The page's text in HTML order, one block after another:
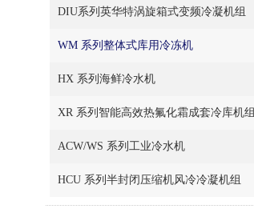
DIU系列英华特涡旋箱式变频冷凝机组
WM 系列整体式库用冷冻机
HX 系列海鲜冷水机
XR 系列智能高效热氟化霜成套冷库机组
ACW/WS 系列工业冷水机
HCU 系列半封闭压缩机风冷冷凝机组